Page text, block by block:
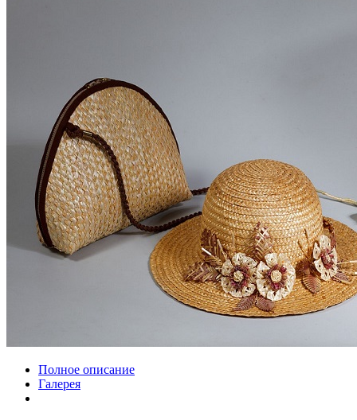
Полное описание
Галерея